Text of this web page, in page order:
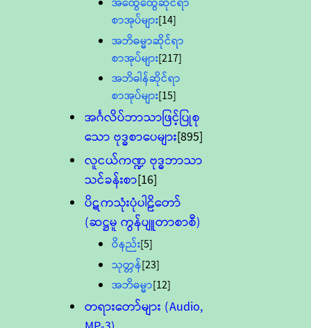
စာအုပ်များ[14]
အဘိဓမ္မာဆိုင်ရာ
စာအုပ်များ[217]
အဘိဓါန်ဆိုင်ရာ
စာအုပ်များ[15]
အင်္ဂလိပ်ဘာသာဖြင့်ပြုစု
သော ဗုဒ္ဓစာပေများ[895]
လူငယ်ကဏ္ဍ ဗုဒ္ဓဘာသာ
သင်ခန်းစာ[16]
ပိဋကသုံးပုံပါဠိတော်
(ဆဋ္ဌမူ ကွန်ပျူတာစာစီ)
ဝိနည်း[5]
သုတ္တန်[23]
အဘိဓမ္မာ[12]
တရားတော်များ (Audio,